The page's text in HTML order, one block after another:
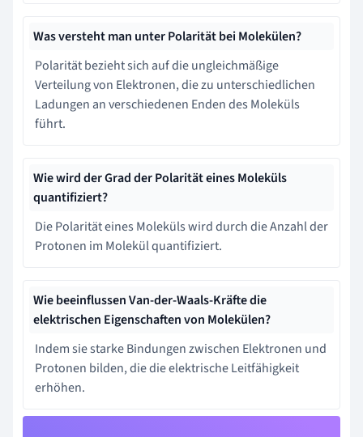
Was versteht man unter Polarität bei Molekülen?
Polarität bezieht sich auf die ungleichmäßige
Verteilung von Elektronen, die zu unterschiedlichen
Ladungen an verschiedenen Enden des Moleküls
führt.
Wie wird der Grad der Polarität eines Moleküls
quantifiziert?
Die Polarität eines Moleküls wird durch die Anzahl der
Protonen im Molekül quantifiziert.
Wie beeinflussen Van-der-Waals-Kräfte die
elektrischen Eigenschaften von Molekülen?
Indem sie starke Bindungen zwischen Elektronen und
Protonen bilden, die die elektrische Leitfähigkeit
erhöhen.